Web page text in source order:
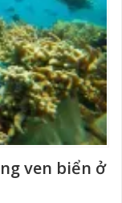
ven biển ở